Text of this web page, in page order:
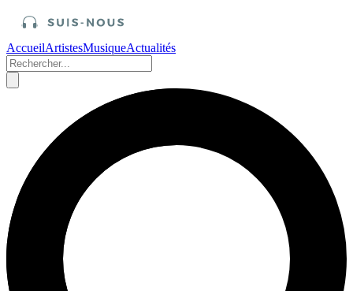
AccueilArtistesMusiqueActualités